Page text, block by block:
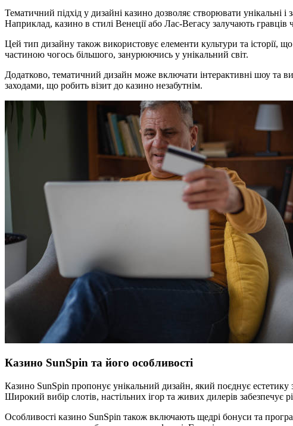
Тематичний підхід у дизайні казино дозволяє створювати унікальні
Наприклад, казино в стилі Венеції або Лас-Вегасу залучають гравців
Цей тип дизайну також використовує елементи культури та історії,
частиною чогось більшого, занурюючись у унікальний світ.
Додатково, тематичний дизайн може включати інтерактивні шоу та
заходами, що робить візит до казино незабутнім.
Казино SunSpin та його особливості
Казино SunSpin пропонує унікальний дизайн, який поєднує естетику
Широкий вибір слотів, настільних ігор та живих дилерів забезпечує
Особливості казино SunSpin також включають щедрі бонуси та